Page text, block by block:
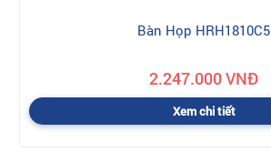
Bàn Họp HRH1810C5
2.247.000 VNĐ
Xem chi tiết